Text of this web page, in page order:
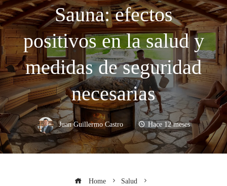
Sauna: efectos
positivos en la salud y
medidas de seguridad
necesarias
Juan Guillermo Castro Hace 12 meses
Home
Salud